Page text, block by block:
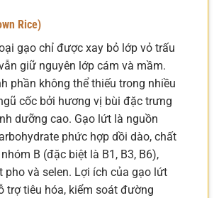
Rice)
gạo chỉ được xay bỏ lớp vỏ trấu
giữ nguyên lớp cám và mầm.
phần không thể thiếu trong nhiều
cốc bởi hương vị bùi đặc trưng
dưỡng cao. Gạo lứt là nguồn
phức hợp dồi dào, chất
B (đặc biệt là B1, B3, B6),
pho và selen. Lợi ích của gạo lứt
trợ tiêu hóa, kiểm soát đường